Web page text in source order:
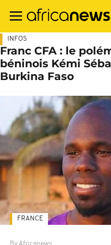
contenu
INFOS
Franc CFA : le
béninois Kémi
Burkina Faso
FRANCE